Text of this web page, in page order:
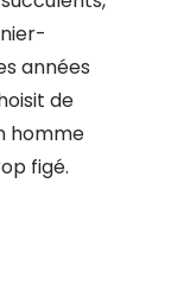
années
de
homme
figé.